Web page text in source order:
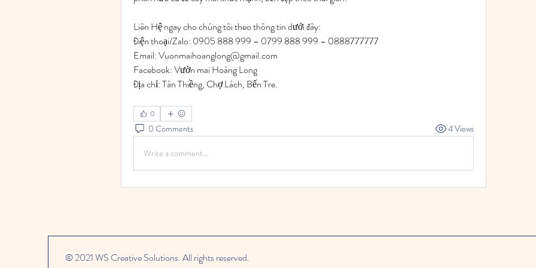
Liên Hệ ngay cho chúng tôi theo thông tin dưới đây:
Điện thoại/Zalo: 0905 888 999 – 0799 888 999 – 0888777777
Email: Vuonmaihoanglong@gmail.com
Facebook: Vườn mai Hoàng Long
Địa chỉ: Tân Thiềng, Chợ Lách, Bến Tre.
0
0 Comments 4 Views
Write a comment...
© 2021 WS Creative Solutions. All rights reserved.